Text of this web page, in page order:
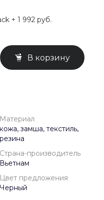
+ 1 992 руб.
В корзину
Материал
кожа, замша, текстиль,
резина
Страна-производитель
Вьетнам
Цвет предложения
Черный